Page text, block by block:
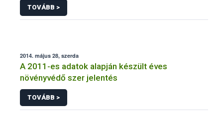
TOVÁBB >
2014. május 28, szerda
A 2011-es adatok alapján készült éves
növényvédő szer jelentés
TOVÁBB >